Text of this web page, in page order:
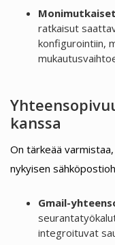
ratkaisut
konfigurointiin,
kanssa
On tärkeää
nykyisen
Gmail-
integroituvat